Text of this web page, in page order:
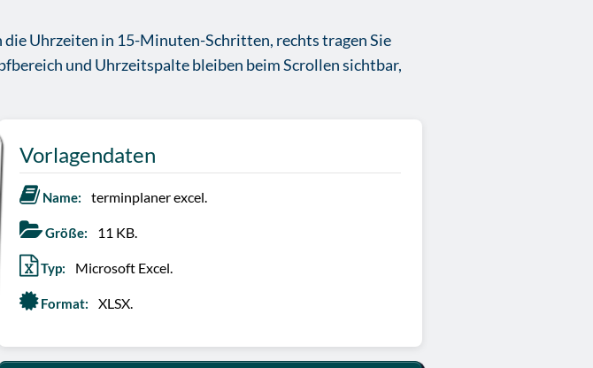
die Uhrzeiten in 15-Minuten-Schritten, rechts tragen Sie
und Uhrzeitspalte bleiben beim Scrollen sichtbar,
Vorlagendaten
Name: terminplaner excel.
Größe: 11 KB.
Typ: Microsoft Excel.
Format: XLSX.